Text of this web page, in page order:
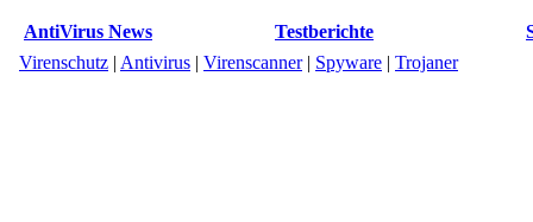
AntiVirus News Testberichte
Virenschutz | Antivirus | Virenscanner| Spyware | Trojaner